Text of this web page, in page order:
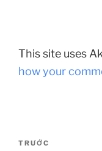
This site uses
how your
Điều
Bài
TRƯỚC